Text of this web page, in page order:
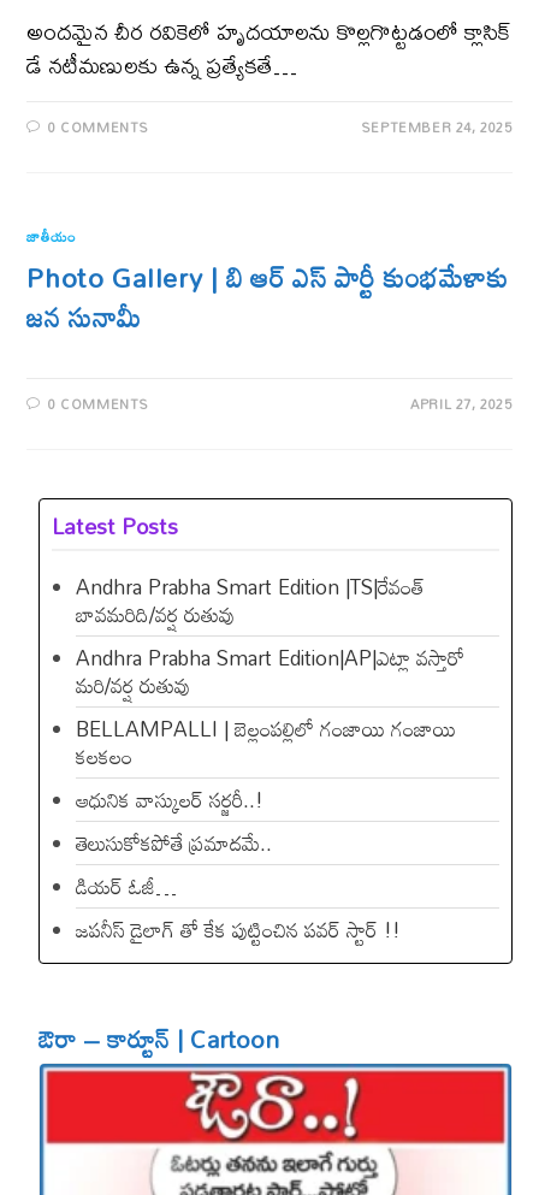
అంద‌మైన చీర ర‌వికెలో హృద‌యాల‌ను కొల్ల‌గొట్ట‌డంలో క్లాసిక్
డే న‌టీమ‌ణులకు ఉన్న ప్ర‌త్యేక‌తే…
0 COMMENTS SEPTEMBER 24, 2025
జాతీయం
Photo Gallery | బి ఆర్ ఎస్ పార్టీ కుంభమేళాకు
జన సునామీ
0 COMMENTS APRIL 27, 2025
Latest Posts
Andhra Prabha Smart Edition |TS|రేవంత్​
బావమరిది/వర్ష రుతువు
Andhra Prabha Smart Edition|AP|ఎట్లా వస్తారో
మరి/వర్ష రుతువు
BELLAMPALLI | బెల్లంపల్లిలో గంజాయి గంజాయి
కలకలం
ఆధునిక వాస్కులర్ సర్జరీ..!
తెలుసుకోకపోతే ప్రమాదమే..
డియ‌ర్ ఓజీ…
జపనీస్ డైలాగ్ తో కేక పుట్టించిన ప‌వ‌ర్ స్టార్ !!
ఔరా – కార్టూన్ | Cartoon